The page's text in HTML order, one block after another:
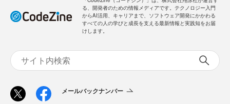
る、開発者のための情報メディアです。テクノロジー入門
からAI活用、キャリアまで、ソフトウェア開発にかかわる
すべての人の学びと成長を支える最新情報と実践知をお届
けします。
メールバックナンバー